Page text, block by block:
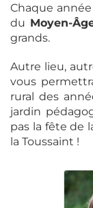
Chaque
du Moyen-
grands.
Autre lieu,
vous
rural des
jardin
pas la fête de
la Toussaint !